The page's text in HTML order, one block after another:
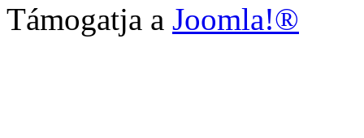
Támogatja a Joomla!®